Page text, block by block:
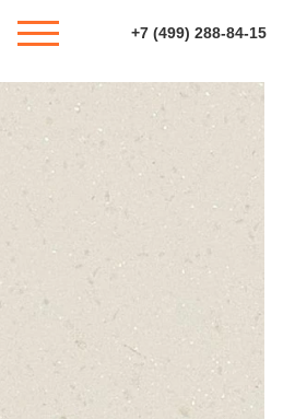
+7 (499) 288-84-15